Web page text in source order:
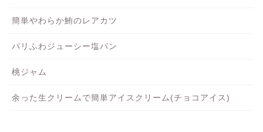
簡単やわらか鮪のレアカツ
パリふわジューシー塩パン
桃ジャム
余った生クリームで簡単アイスクリーム(チョコアイス)